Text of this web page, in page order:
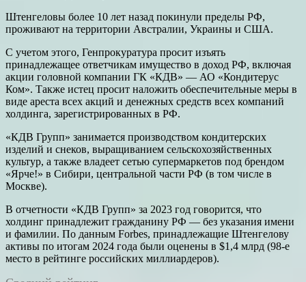
Штенгеловы более 10 лет назад покинули пределы РФ,
проживают на территории Австралии, Украины и США.
С учетом этого, Генпрокуратура просит изъять
принадлежащее ответчикам имущество в доход РФ, включая
акции головной компании ГК «КДВ» — АО «Кондитерус
Ком». Также истец просит наложить обеспечительные меры в
виде ареста всех акций и денежных средств всех компаний
холдинга, зарегистрированных в РФ.
«КДВ Групп» занимается производством кондитерских
изделий и снеков, выращиванием сельскохозяйственных
культур, а также владеет сетью супермаркетов под брендом
«Ярче!» в Сибири, центральной части РФ (в том числе в
Москве).
В отчетности «КДВ Групп» за 2023 год говорится, что
холдинг принадлежит гражданину РФ — без указания имени
и фамилии. По данным Forbes, принадлежащие Штенгелову
активы по итогам 2024 года были оценены в $1,4 млрд (98-е
место в рейтинге российских миллиардеров).